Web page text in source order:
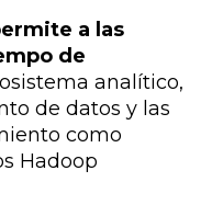
a las
de
analítico,
de datos y las
como
Hadoop